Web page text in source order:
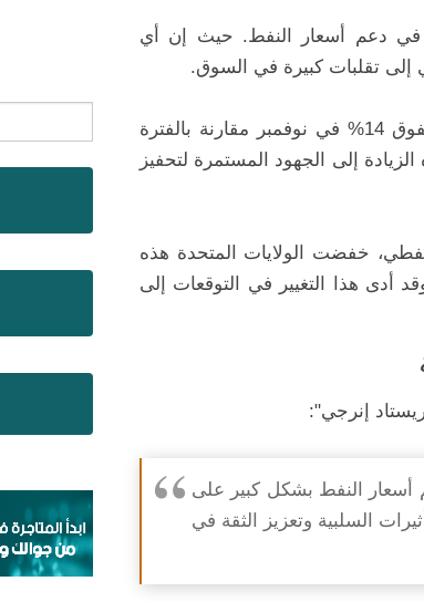
في دعم أسعار النفط. حيث إن أي
تقلبات كبيرة في السوق.
أشارت التقارير إلى ارتفاع واردات الصين من النفط الخام بنسبة تفوق 14% في نوفمبر مقارنة بالفترة
إلى الجهود المستمرة لتحفيز
خفضت الولايات المتحدة هذه
حيث ترى الآن إمكانية وجود عجز صغير في عام 2025. وقد أدى هذا التغيير في التوقعات إلى
إنرجي":
أسعار النفط بشكل كبير على
السلبية وتعزيز الثقة في